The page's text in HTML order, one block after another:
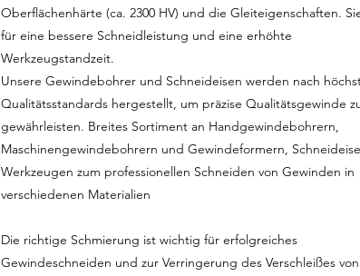
Oberflächenhärte (ca. 2300 HV) und die Gleiteigenschaften.
für eine bessere Schneidleistung und eine erhöhte
Werkzeugstandzeit.
Unsere Gewindebohrer und Schneideisen werden nach
Qualitätsstandards hergestellt, um präzise Qualitätsgewinde
gewährleisten. Breites Sortiment an Handgewindebohrern,
Maschinengewindebohrern und Gewindeformern,
Werkzeugen zum professionellen Schneiden von Gewinden in
verschiedenen Materialien
Die richtige Schmierung ist wichtig für erfolgreiches
Gewindeschneiden und zur Verringerung des Verschleißes von